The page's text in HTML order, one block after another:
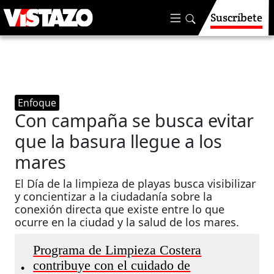
Suscríbete
Enfoque
Con campaña se busca evitar
que la basura llegue a los
mares
El Día de la limpieza de playas busca visibilizar
y concientizar a la ciudadanía sobre la
conexión directa que existe entre lo que
ocurre en la ciudad y la salud de los mares.
•
Programa de Limpieza Costera
contribuye con el cuidado de